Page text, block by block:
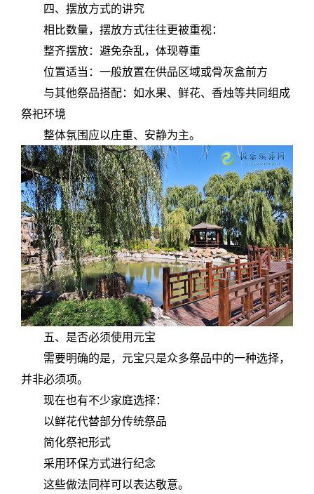
四、摆放方式的讲究
相比数量，摆放方式往往更被重视：
整齐摆放：避免杂乱，体现尊重
位置适当：一般放置在供品区域或骨灰盒前方
与其他祭品搭配：如水果、鲜花、香烛等共同组成
祭祀环境
整体氛围应以庄重、安静为主。
五、是否必须使用元宝
需要明确的是，元宝只是众多祭品中的一种选择，
并非必须项。
现在也有不少家庭选择：
以鲜花代替部分传统祭品
简化祭祀形式
采用环保方式进行纪念
这些做法同样可以表达敬意。